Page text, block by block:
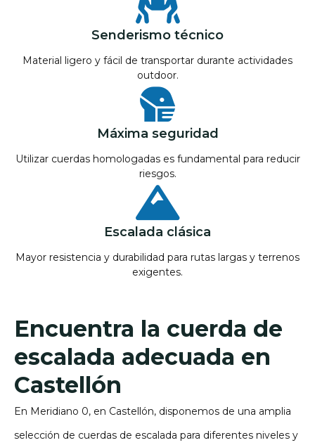
Senderismo técnico
Material ligero y fácil de transportar durante actividades
outdoor.
Máxima seguridad
Utilizar cuerdas homologadas es fundamental para reducir
riesgos.
Escalada clásica
Mayor resistencia y durabilidad para rutas largas y terrenos
exigentes.
Encuentra la cuerda de
escalada adecuada en
Castellón
En Meridiano 0, en Castellón, disponemos de una amplia
selección de cuerdas de escalada para diferentes niveles y